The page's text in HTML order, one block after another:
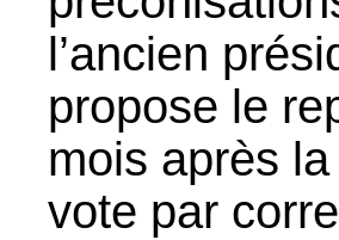
l’ancien
propose le
mois après
vote par